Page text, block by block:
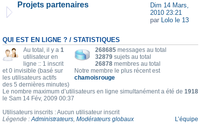
Projets partenaires
Dim 14 Mars,
2010 23:21
par Lolo le 13
QUI EST EN LIGNE ? / STATISTIQUES
268685 messages au total
32879 sujets au total
26878 membres au total
Notre membre le plus récent est
chamoisrouge
Au total, il y a 1
utilisateur en
ligne :: 1 inscrit
et 0 invisible (basé sur
les utilisateurs actifs
des 5 dernières minutes)
Le nombre maximum d’utilisateurs en ligne simultanément a été de 1918
le Sam 14 Fév, 2009 00:37
Utilisateurs inscrits : Aucun utilisateur inscrit
Légende :Administrateurs, Modérateurs globaux L’équipe